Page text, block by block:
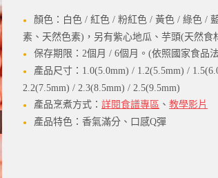
顏色：白色 / 紅色 / 粉紅色 / 黃色 / 綠色 /
素、天然色素)，另有紫心地瓜、芋頭(天然食
保存期限：2個月 / 6個月。(依照國家食品
產品尺寸：1.0(5.0mm) / 1.2(5.5mm) /
2.2(7.5mm) / 2.3(8.5mm) / 2.5(9.5mm)
產品烹煮方式： 詳閱食譜專區 、 教學影片
產品特色：香氣滿分、口感Q彈